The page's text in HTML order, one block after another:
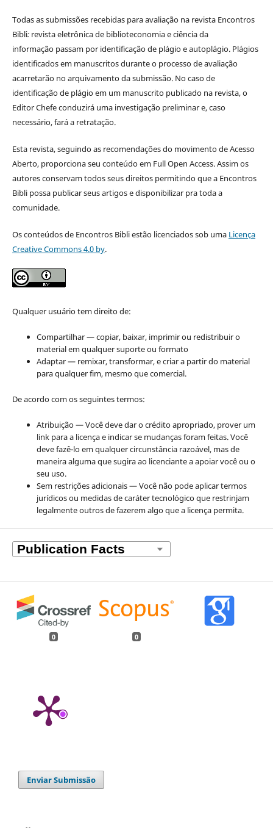
Todas as submissões recebidas para avaliação na revista Encontros
Bibli: revista eletrônica de biblioteconomia e ciência da
informaçãopassam por identificação de plágio e autoplágio. Plágios
identificados em manuscritos durante o processo de avaliação
acarretarão no arquivamento da submissão. No caso de
identificação de plágio em um manuscrito publicado na revista, o
Editor Chefe conduzirá uma investigação preliminar e, caso
necessário, fará a retratação.
Esta revista, seguindo as recomendações do movimento de Acesso
Aberto, proporciona seu conteúdo em Full Open Access. Assim os
autores conservam todos seus direitos permitindo que a Encontros
Bibli possa publicar seus artigos e disponibilizar pra toda a
comunidade.
Os conteúdos de Encontros Bibli estão licenciados sob uma Licença
Creative Commons 4.0 by.
Qualquer usuário tem direito de:
Compartilhar — copiar, baixar, imprimir ou redistribuir o
material em qualquer suporte ou formato
Adaptar — remixar, transformar, e criar a partir do material
para qualquer fim, mesmo que comercial.
De acordo com os seguintes termos:
Atribuição — Você deve dar o crédito apropriado, prover um
link para a licença e indicar se mudanças foram feitas. Você
deve fazê-lo em qualquer circunstância razoável, mas de
maneira alguma que sugira ao licenciante a apoiar você ou o
seu uso.
Sem restrições adicionais — Você não pode aplicar termos
jurídicos ou medidas de caráter tecnológico que restrinjam
legalmente outros de fazerem algo que a licença permita.
0 0
Enviar Submissão